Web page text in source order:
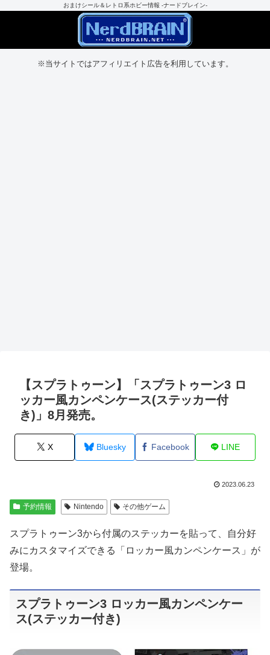
おまけシール＆レトロ系ホビー情報 -ナードブレイン-
※当サイトではアフィリエイト広告を利用しています。
【スプラトゥーン】「スプラトゥーン3 ロ
ッカー風カンペンケース(ステッカー付
き)」8月発売。
X Bluesky Facebook LINE
2023.06.23
予約情報 Nintendo その他ゲーム
スプラトゥーン3から付属のステッカーを貼って、自分好
みにカスタマイズできる「ロッカー風カンペンケース」が
登場。
スプラトゥーン3 ロッカー風カンペンケー
ス(ステッカー付き)